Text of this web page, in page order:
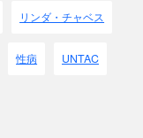
リンダ・チャベス
性病 UNTAC